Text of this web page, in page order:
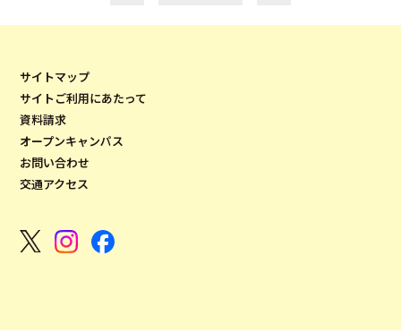
サイトマップ
サイトご利用にあたって
資料請求
オープンキャンパス
お問い合わせ
交通アクセス